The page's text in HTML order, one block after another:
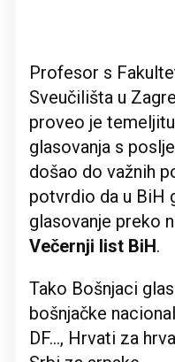
Profesor s
Sveučilišta u
proveo je
glasovanja s
došao do važnih
potvrdio da u BiH
glasovanje preko
Večernji list BiH.
Tako Bošnjaci
bošnjačke
DF..., Hrvati za